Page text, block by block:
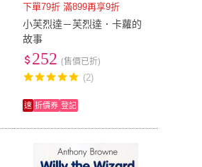
下單79折 滿899再享9折
小芙烈達－芙烈達．卡蘿的
故事
252 (售價已折)
(2)
速 折價券 登記